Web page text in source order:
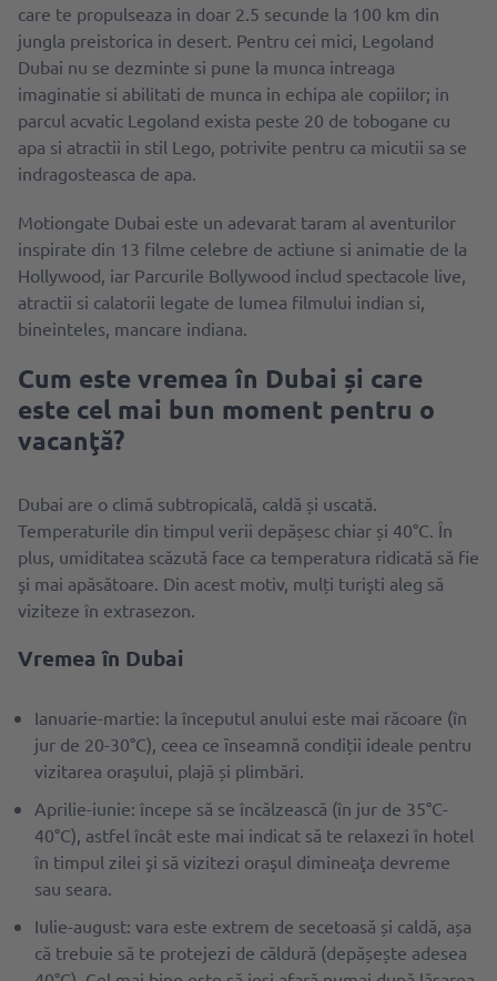
care te propulseaza in doar 2.5 secunde la 100 km din
jungla preistorica in desert. Pentru cei mici, Legoland
Dubai nu se dezminte si pune la munca intreaga
imaginatie si abilitati de munca in echipa ale copiilor; in
parcul acvatic Legoland exista peste 20 de tobogane cu
apa si atractii in stil Lego, potrivite pentru ca micutii sa se
indragosteasca de apa.
Motiongate Dubai este un adevarat taram al aventurilor
inspirate din 13 filme celebre de actiune si animatie de la
Hollywood, iar Parcurile Bollywood includ spectacole live,
atractii si calatorii legate de lumea filmului indian si,
bineinteles, mancare indiana.
Cum este vremea în Dubai și care
este cel mai bun moment pentru o
vacanţă?
Dubai are o climă subtropicală, caldă și uscată.
Temperaturile din timpul verii depășesc chiar și 40°C. În
plus, umiditatea scăzută face ca temperatura ridicată să fie
şi mai apăsătoare. Din acest motiv, mulți turişti aleg să
viziteze în extrasezon.
Vremea ȋn Dubai
Ianuarie-martie: la începutul anului este mai răcoare (în
jur de 20-30°C), ceea ce ȋnseamnă condiții ideale pentru
vizitarea oraşului, plajă și plimbări.
Aprilie-iunie: începe să se încălzească (în jur de 35°C-
40°C), astfel încât este mai indicat să te relaxezi în hotel
în timpul zilei şi să vizitezi oraşul dimineaţa devreme
sau seara.
Iulie-august: vara este extrem de secetoasă și caldă, așa
că trebuie să te protejezi de căldură (depășește adesea